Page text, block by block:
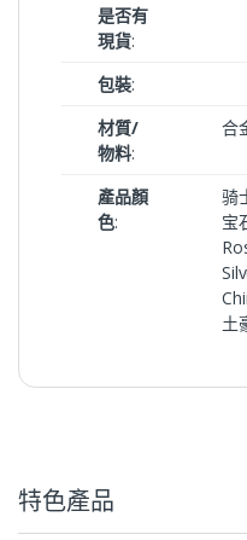
是否有
現貨:
包裝:
材質/
物料:
合
產品顏
色:
骑
宝
土
特色產品